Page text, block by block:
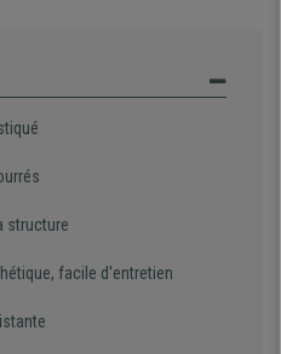
structure
facile d'entretien